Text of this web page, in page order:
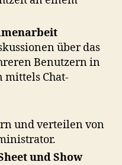
über das
Benutzern in
mittels Chat-
und verteilen von
und Show